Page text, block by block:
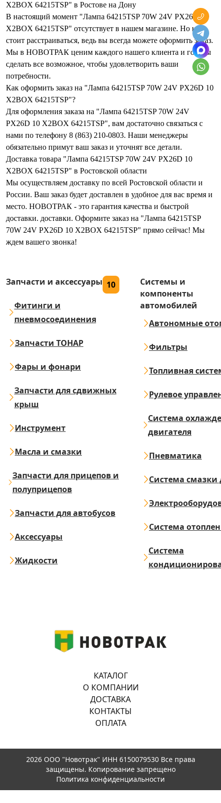
X2BOX 64215TSP" в Ростове на Дону
В настоящий момент "Лампа 64215TSP 70W 24V PX26D 10
X2BOX 64215TSP" отсутствует в нашем магазине. Но не
стоит расстраиваться, ведь вы всегда можете оформить заказ.
Мы в НОВОТРАК ценим каждого нашего клиента и готовы
сделать все возможное, чтобы удовлетворить ваши
потребности.
Как оформить заказ на "Лампа 64215TSP 70W 24V PX26D 10
X2BOX 64215TSP"?
Для оформления заказа на "Лампа 64215TSP 70W 24V
PX26D 10 X2BOX 64215TSP", вам достаточно связаться с
нами по телефону 8 (863) 210-0803. Наши менеджеры
обязательно примут ваш заказ и уточнят все детали.
Доставка товара "Лампа 64215TSP 70W 24V PX26D 10
X2BOX 64215TSP" в Ростовской области
Мы осуществляем доставку по всей Ростовской области и
России. Ваш заказ будет доставлен в удобное для вас время и
место. НОВОТРАК - это гарантия качества и быстрой
доставки. доставки. Оформите заказ на "Лампа 64215TSP
70W 24V PX26D 10 X2BOX 64215TSP" прямо сейчас! Мы
ждем вашего звонка!
Запчасти и аксессуары 10
Фитинги и
пневмосоединения
Запчасти ТОНАР
Фары и фонари
Запчасти для сдвижных
крыш
Инструмент
Масла и смазки
Запчасти для прицепов и
полуприцепов
Запчасти для автобусов
Аксессуары
Жидкости
Системы и
компоненты
автомобилей
Автономные
Фильтры
Топливная
Рулевое
Система
двигателя
Пневматика
Система смазки
Система
Система
КАТАЛОГ
О КОМПАНИИ
ДОСТАВКА
КОНТАКТЫ
ОПЛАТА
2026 ООО "Новотрак" ИНН 6150079530 Все права
защищены. Копирование запрещено
Политика конфиденциальности